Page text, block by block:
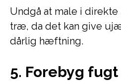
Undgå at male i
træ, da det kan give
dårlig hæftning.
5. Forebyg